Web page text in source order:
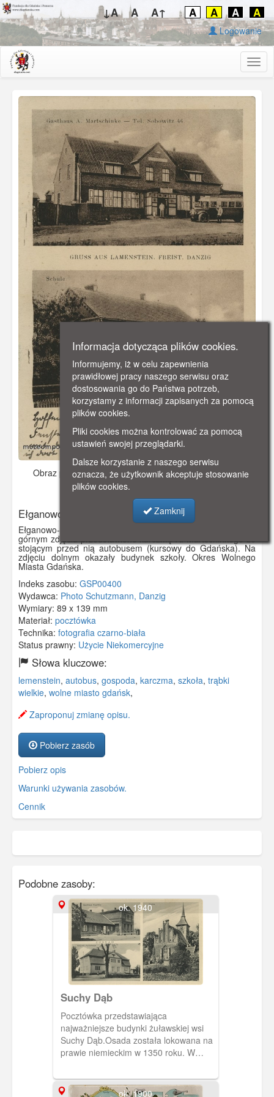
↓A A A↑ A A A A
Logowanie
Obraz pochodzi zok. 1940 r.Dodano: 2019-10-19 22:02
Wyświetlono: 4559
Ełganowo
Ełganowo- wieś położona w gminie Trąbki Wielkie. Na
górnym zdjęciu przedstawiono karczmę A. Martschinkego ze
stojącym przed nią autobusem (kursowy do Gdańska). Na
zdjęciu dolnym okazały budynek szkoły. Okres Wolnego
Miasta Gdańska.
Indeks zasobu: GSP00400
Wydawca: Photo Schutzmann, Danzig
Wymiary: 89 x 139 mm
Materiał: pocztówka
Technika: fotografia czarno-biała
Status prawny: Użycie Niekomercyjne
Słowa kluczowe:
lemenstein, autobus, gospoda, karczma, szkoła, trąbki
wielkie, wolne miasto gdańsk,
Zaproponuj zmianę opisu.
Pobierz zasób
Pobierz opis
Warunki używania zasobów.
Cennik
Podobne zasoby:
ok. 1940
Suchy Dąb
Pocztówka przedstawiająca
najważniejsze budynki żuławskiej wsi
Suchy Dąb.Osada została lokowana na
prawie niemieckim w 1350 roku. W
Leberechta Kopittke.. Poniżej siedziba
NSDAP (obecnie Urząd Gminy Suchy
ok. 1900
Informacja dotycząca plików cookies.
Informujemy, iż w celu zapewnienia
prawidłowej pracy naszego serwisu oraz
dostosowania go do Państwa potrzeb,
korzystamy z informacji zapisanych za pomocą
plików cookies.
Pliki cookies można kontrolować za pomocą
ustawień swojej przeglądarki.
Dalsze korzystanie z naszego serwisu
oznacza, że użytkownik akceptuje stosowanie
plików cookies.
Zamknij